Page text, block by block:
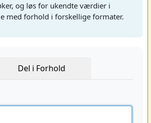
og løs for ukendte værdier i
med forhold i forskellige formater.
Del i Forhold